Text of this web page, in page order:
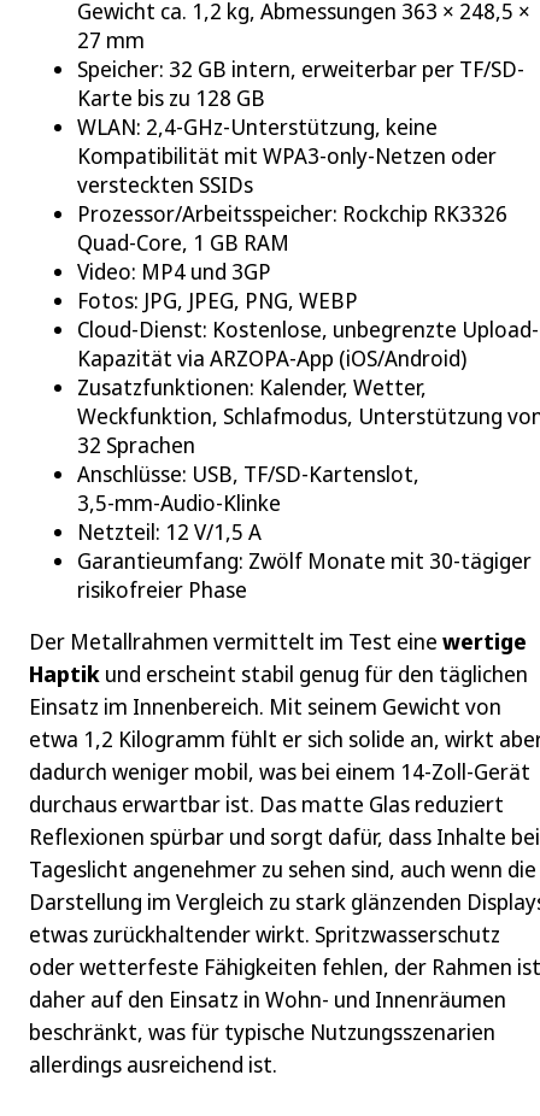
Gewicht ca. 1,2 kg, Abmessungen 363 × 248,5 ×
27 mm
Speicher: 32 GB intern, erweiterbar per TF/SD-
Karte bis zu 128 GB
WLAN: 2,4‑GHz-Unterstützung, keine
Kompatibilität mit WPA3-only-Netzen oder
versteckten SSIDs
Prozessor/Arbeitsspeicher: Rockchip RK3326
Quad-Core, 1 GB RAM
Video: MP4 und 3GP
Fotos: JPG, JPEG, PNG, WEBP
Cloud-Dienst: Kostenlose, unbegrenzte Upload-
Kapazität via ARZOPA-App (iOS/Android)
Zusatzfunktionen: Kalender, Wetter,
Weckfunktion, Schlafmodus, Unterstützung
32 Sprachen
Anschlüsse: USB, TF/SD-Kartenslot,
3,5‑mm‑Audio-Klinke
Netzteil: 12 V/1,5 A
Garantieumfang: Zwölf Monate mit 30‑tägiger
risikofreier Phase
Der Metallrahmen vermittelt im Test eine wertige
Haptik und erscheint stabil genug für den täglichen
Einsatz im Innenbereich. Mit seinem Gewicht von
etwa 1,2 Kilogramm fühlt er sich solide an, wirkt
dadurch weniger mobil, was bei einem 14‑Zoll-Gerät
durchaus erwartbar ist. Das matte Glas reduziert
Reflexionen spürbar und sorgt dafür, dass Inhalte bei
Tageslicht angenehmer zu sehen sind, auch wenn die
Darstellung im Vergleich zu stark glänzenden
etwas zurückhaltender wirkt. Spritzwasserschutz
oder wetterfeste Fähigkeiten fehlen, der Rahmen ist
daher auf den Einsatz in Wohn- und Innenräumen
beschränkt, was für typische Nutzungsszenarien
allerdings ausreichend ist.